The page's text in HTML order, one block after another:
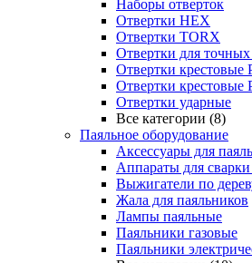
Наборы отверток
Отвертки HEX
Отвертки TORX
Отвертки для точных
Отвертки крестовые
Отвертки крестовые
Отвертки ударные
Все категории (8)
Паяльное оборудование
Аксессуары для
Аппараты для
Выжигатели по
Жала для паяльников
Лампы паяльные
Паяльники газовые
Паяльники